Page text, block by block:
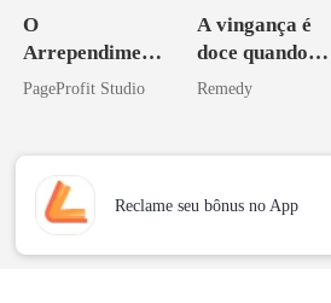
O
Arrependiment
o do Alfa:
Companheira
PageProfit Studio
A vingança é
doce quando
você é uma
Remedy
Reclame seu bônus no App